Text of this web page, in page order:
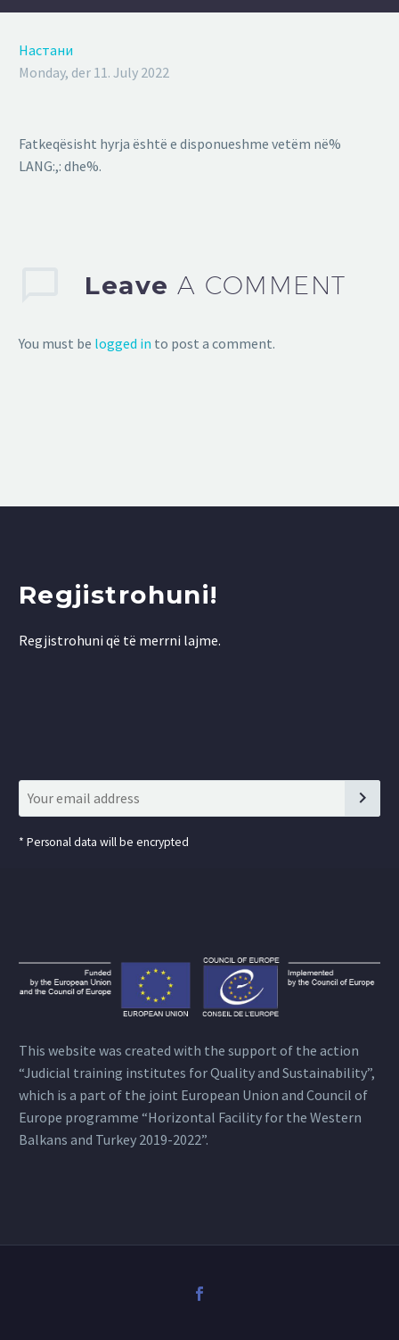
Настани
Monday, der 11. July 2022
Fatkeqësisht hyrja është e disponueshme vetëm në%
LANG:,: dhe%.
Leave A COMMENT
You must be logged in to post a comment.
Regjistrohuni!
Regjistrohuni që të merrni lajme.
* Personal data will be encrypted
This website was created with the support of the action
“Judicial training institutes for Quality and Sustainability”,
which is a part of the joint European Union and Council of
Europe programme “Horizontal Facility for the Western
Balkans and Turkey 2019-2022”.